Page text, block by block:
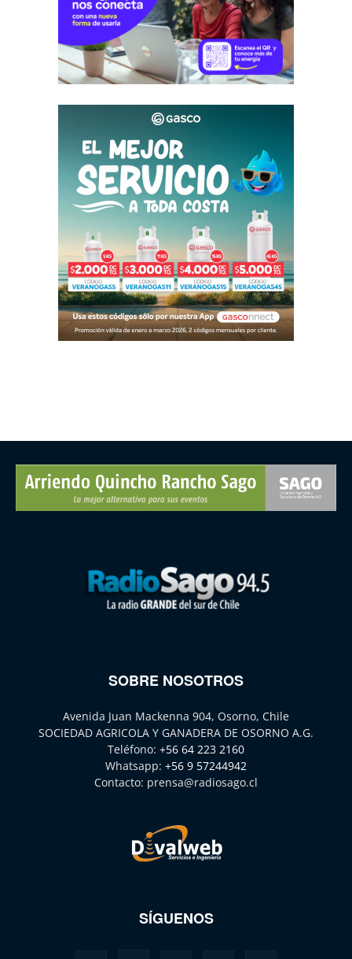
SOBRE NOSOTROS
Avenida Juan Mackenna 904, Osorno, Chile
SOCIEDAD AGRICOLA Y GANADERA DE OSORNO A.G.
Teléfono: +56 64 223 2160
Whatsapp: +56 9 57244942
Contacto: prensa@radiosago.cl
SÍGUENOS